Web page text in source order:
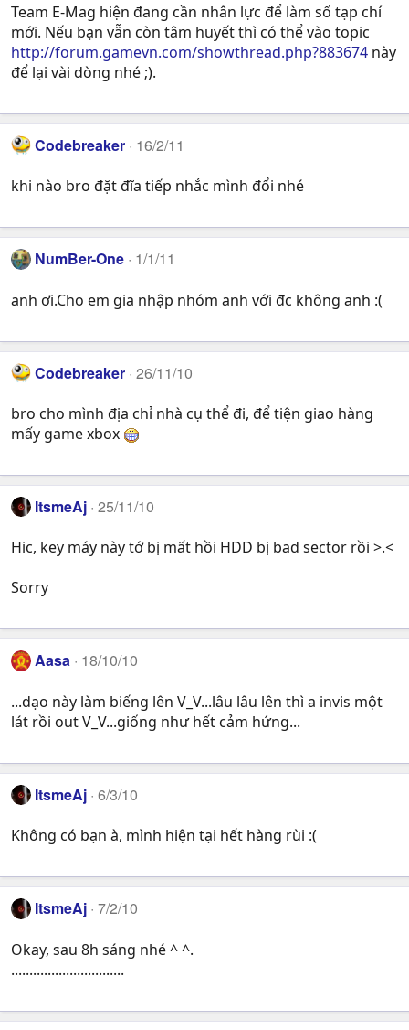
Team E-Mag hiện đang cần nhân lực để làm số tạp chí
mới. Nếu bạn vẫn còn tâm huyết thì có thể vào topic
http://forum.gamevn.com/showthread.php?883674 này
để lại vài dòng nhé ;).
Codebreaker 16/2/11
khi nào bro đặt đĩa tiếp nhắc mình đổi nhé
NumBer-One 1/1/11
anh ơi.Cho em gia nhập nhóm anh với đc không anh :(
Codebreaker 26/11/10
bro cho mình địa chỉ nhà cụ thể đi, để tiện giao hàng
mấy game xbox
ItsmeAj 25/11/10
Hic, key máy này tớ bị mất hồi HDD bị bad sector rồi >.<
Sorry
Aasa 18/10/10
...dạo này làm biếng lên V_V...lâu lâu lên thì a invis một
lát rồi out V_V...giống như hết cảm hứng...
ItsmeAj 6/3/10
Không có bạn à, mình hiện tại hết hàng rùi :(
ItsmeAj 7/2/10
Okay, sau 8h sáng nhé ^ ^.
...............................